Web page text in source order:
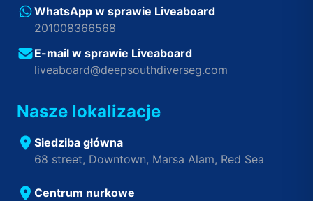
WhatsApp w sprawie Liveaboard
201008366568
E-mail w sprawie Liveaboard
liveaboard@deepsouthdiverseg.com
Nasze lokalizacje
Siedziba główna
68 street, Downtown, Marsa Alam, Red Sea
Centrum nurkowe